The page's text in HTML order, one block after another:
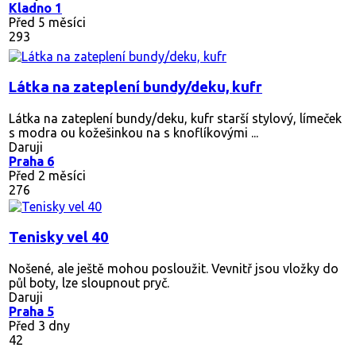
Kladno 1
Před 5 měsíci
293
Látka na zateplení bundy/deku, kufr
Látka na zateplení bundy/deku, kufr starší stylový, límeček
s modra ou kožešinkou na s knoflíkovými ...
Daruji
Praha 6
Před 2 měsíci
276
Tenisky vel 40
Nošené, ale ještě mohou posloužit. Vevnitř jsou vložky do
půl boty, lze sloupnout pryč.
Daruji
Praha 5
Před 3 dny
42